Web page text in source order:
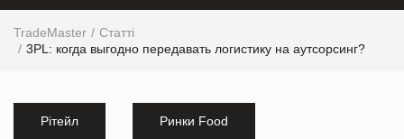
TradeMaster
Статті
3PL: когда выгодно передавать логистику на аутсорсинг?
Рітейл Ринки Food